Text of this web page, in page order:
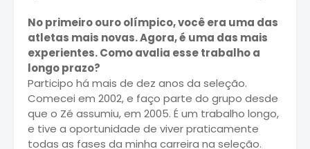
No primeiro ouro olímpico, você era uma das
atletas mais novas. Agora, é uma das mais
experientes. Como avalia esse trabalho a
longo prazo?
Participo há mais de dez anos da seleção.
Comecei em 2002, e faço parte do grupo desde
que o Zé assumiu, em 2005. É um trabalho longo,
e tive a oportunidade de viver praticamente
todas as fases da minha carreira na seleção.